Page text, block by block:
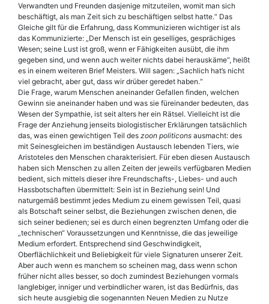
Verwandten und Freunden dasjenige mitzuteilen, womit man sich
beschäftigt, als man Zeit sich zu beschäftigen selbst hatte.“ Das
Gleiche gilt für die Erfahrung, dass Kommunizieren wichtiger ist als
das Kommunizierte: „Der Mensch ist ein geselliges, gesprächiges
Wesen; seine Lust ist groß, wenn er Fähigkeiten ausübt, die ihm
gegeben sind, und wenn auch weiter nichts dabei herauskäme“, heißt
es in einem weiteren Brief Meisters. Will sagen: „Sachlich hat’s nicht
viel gebracht, aber gut, dass wir drüber geredet haben.“
Die Frage, warum Menschen aneinander Gefallen finden, welchen
Gewinn sie aneinander haben und was sie füreinander bedeuten, das
Wesen der Sympathie, ist seit alters her ein Rätsel. Vielleicht ist die
Frage der Anziehung jenseits biologistischer Erklärungen tatsächlich
das, was einen gewichtigen Teil des zoon politicons ausmacht: des
mit Seinesgleichen im beständigen Austausch lebenden Tiers, wie
Aristoteles den Menschen charakterisiert. Für eben diesen Austausch
haben sich Menschen zu allen Zeiten der jeweils verfügbaren Medien
bedient, sich mittels dieser ihre Freundschafts-, Liebes- und auch
Hassbotschaften übermittelt: Sein ist in Beziehung sein! Und
naturgemäß bestimmt jedes Medium zu einem gewissen Teil, quasi
als Botschaft seiner selbst, die Beziehungen zwischen denen, die
sich seiner bedienen; sei es durch einen begrenzten Umfang oder die
„technischen“ Voraussetzungen und Kenntnisse, die das jeweilige
Medium erfordert. Entsprechend sind Geschwindigkeit,
Oberflächlichkeit und Beliebigkeit für viele Signaturen unserer Zeit.
Aber auch wenn es manchem so scheinen mag, dass wenn schon
früher nicht alles besser, so doch zumindest Beziehungen vormals
langlebiger, inniger und verbindlicher waren, ist das Bedürfnis, das
sich heute ausgiebig die sogenannten Neuen Medien zu Nutze